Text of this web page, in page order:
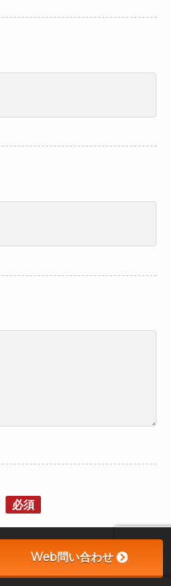
必須
Web問い合わせ